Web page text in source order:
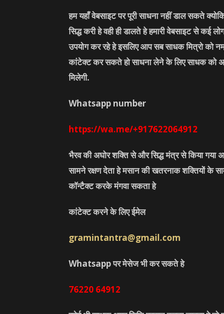
हम यहाँ वेबसाइट पर पूरी साधना नहीं डाल सकते
सिद्ध करी हे वही ही डालते हे हमारी वेबसाइट से कई
उपयोग कर रहे हे इसलिए आप सब साधक मित्रो को
कांटेक्ट कर सकते हो साधना लेने के लिए साधक को
मिलेगी.
Whatsapp number
https://wa.me/+917622064912
भैरव की अघोर शक्ति से और सिद्ध मंत्र से किया गया
सामने रक्षण देता हे मसान की खतरनाक शक्तियों के
कॉन्टैक्ट करके मंगवा सकता हे
कांटेक्ट करने के लिए ईमेल
gramintantra@gmail.com
Whatsapp पर मेसेज भी कर सकते हे
76220 64912